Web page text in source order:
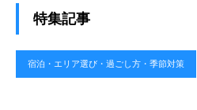
特集記事
宿泊・エリア選び・過ごし方・季節対策